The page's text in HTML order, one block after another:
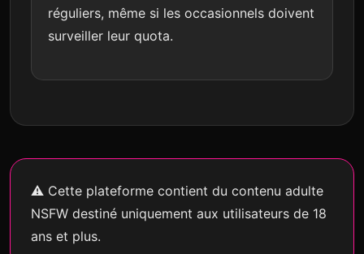
réguliers, même si les occasionnels doivent
surveiller leur quota.
⚠ Cette plateforme contient du contenu adulte
NSFW destiné uniquement aux utilisateurs de 18
ans et plus.